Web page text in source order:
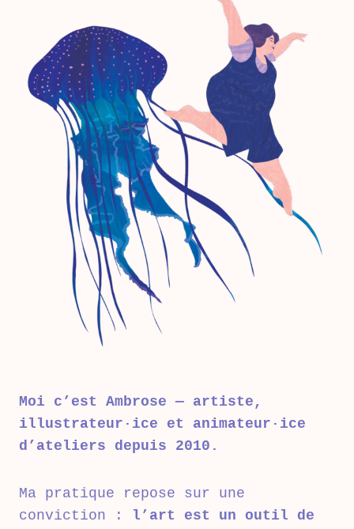
Moi c’est Ambrose — artiste,
illustrateur·ice et animateur·ice
d’ateliers depuis 2010.
Ma pratique repose sur une
conviction : l’art est un outil de